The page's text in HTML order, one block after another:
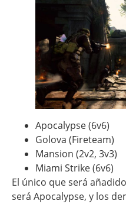
Apocalypse (6v6)
Golova (Fireteam)
Mansion (2v2, 3v3)
Miami Strike (6v6)
El único que será
será Apocalypse, y los